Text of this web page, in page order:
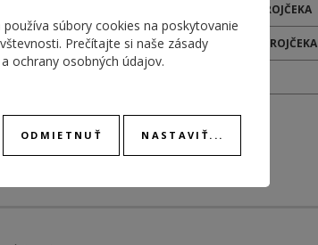
45 mm
remienok kožený
MODEL STROJČEKA
KALIBER STROJČEKA
súbory cookies na poskytovanie
Prečítajte si naše zásady
ochrany osobných údajov.
ODMIETNUŤ NASTAVIŤ...